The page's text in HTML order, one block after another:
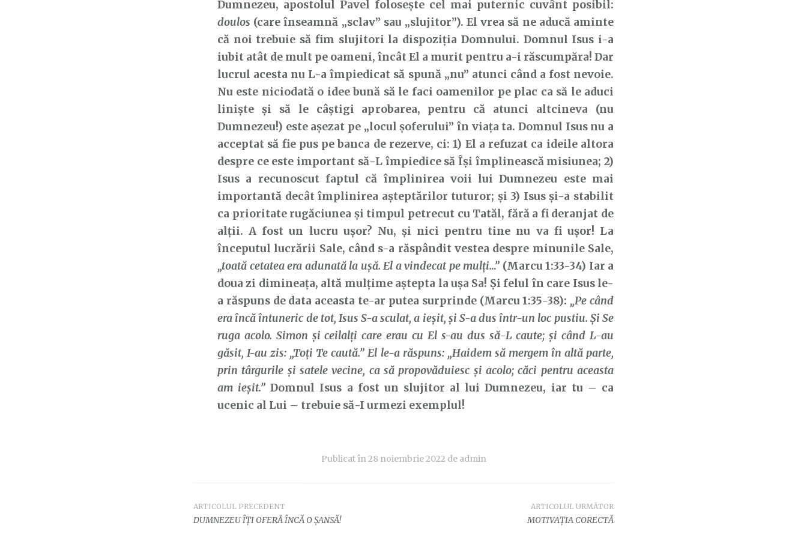
Dumnezeu, apostolul Pavel folosește cel mai puternic cuvânt posibil:
doulos (care înseamnă „sclav” sau „slujitor”). El vrea să ne aducă aminte
că noi trebuie să fim slujitori la dispoziția Domnului. Domnul Isus i-a
iubit atât de mult pe oameni, încât El a murit pentru a-i răscumpăra! Dar
lucrul acesta nu L-a împiedicat să spună „nu” atunci când a fost nevoie.
Nu este niciodată o idee bună să le faci oamenilor pe plac ca să le aduci
liniște și să le câștigi aprobarea, pentru că atunci altcineva (nu
Dumnezeu!) este așezat pe „locul șoferului” în viața ta. Domnul Isus nu a
acceptat să fie pus pe banca de rezerve, ci: 1) El a refuzat ca ideile altora
despre ce este important să-L împiedice să Își împlinească misiunea; 2)
Isus a recunoscut faptul că împlinirea voii lui Dumnezeu este mai
importantă decât împlinirea așteptărilor tuturor; și 3) Isus și-a stabilit
ca prioritate rugăciunea și timpul petrecut cu Tatăl, fără a fi deranjat de
alții. A fost un lucru ușor? Nu, și nici pentru tine nu va fi ușor! La
începutul lucrării Sale, când s-a răspândit vestea despre minunile Sale,
„toată cetatea era adunată la uşă. El a vindecat pe mulţi…” (Marcu 1:33-34) Iar a
doua zi dimineața, altă mulțime aștepta la ușa Sa! Și felul în care Isus le-
a răspuns de data aceasta te-ar putea surprinde (Marcu 1:35-38): „Pe când
era încă întuneric de tot, Isus S-a sculat, a ieşit, şi S-a dus într-un loc pustiu. Şi Se
ruga acolo. Simon şi ceilalţi care erau cu El s-au dus să-L caute; şi când L-au
găsit, I-au zis: „Toţi Te caută.” El le-a răspuns: „Haidem să mergem în altă parte,
prin târgurile şi satele vecine, ca să propovăduiesc şi acolo; căci pentru aceasta
am ieşit.” Domnul Isus a fost un slujitor al lui Dumnezeu, iar tu – ca
ucenic al Lui – trebuie să-I urmezi exemplul!
Publicat în28 noiembrie 2022 de admin
Navigare
ARTICOLUL PRECEDENT
DUMNEZEU ÎȚI OFERĂ ÎNCĂ O ȘANSĂ!
ARTICOLUL URMĂTOR
MOTIVAȚIA CORECTĂ